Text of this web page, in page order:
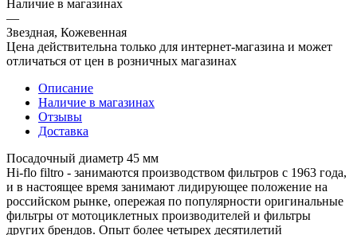
Наличие в магазинах
—
Звездная, Кожевенная
Цена действительна только для интернет-магазина и может
отличаться от цен в розничных магазинах
Описание
Наличие в магазинах
Отзывы
Доставка
Посадочный диаметр 45 мм
Hi-flo filtro - занимаются производством фильтров с 1963 года,
и в настоящее время занимают лидирующее положение на
российском рынке, опережая по популярности оригинальные
фильтры от мотоциклетных производителей и фильтры
других брендов. Опыт более четырех десятилетий